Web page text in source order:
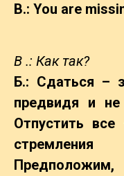
B.: You are
В .: Как так?
Б.: Сдаться –
предвидя и
Отпустить